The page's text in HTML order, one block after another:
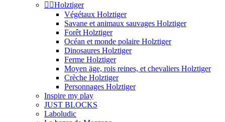
 Holztiger
Végétaux Holztiger
Savane et animaux sauvages Holztiger
Forêt Holztiger
Océan et monde polaire Holztiger
Dinosaures Holztiger
Ferme Holztiger
Moyen äge, rois reines, et chevaliers Holztiger
Crèche Holztiger
Personnages Holztiger
Inspire my play
JUST BLOCKS
Laboludic